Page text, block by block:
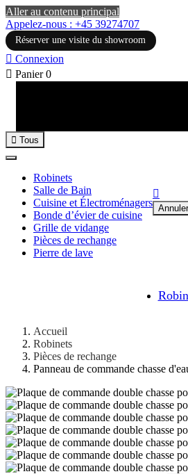
Aller au contenu principal
Appelez-nous : +45 39274707
Réserver une visite du showroom
 Connexion
 Panier 0
 Tous
Robinets
Salle de Bain
Cuisine et Électroménagers
Bonde d’évier de cuisine
Grille de vidange
Pièces de rechange
Pierre de lave

Annuler
Accueil
Robinets
Pièces de rechange
Panneau de commande chasse